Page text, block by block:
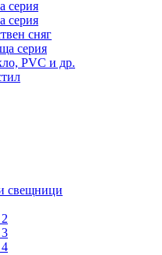
серия
серия
сняг
серия
PVC и др.
свещници